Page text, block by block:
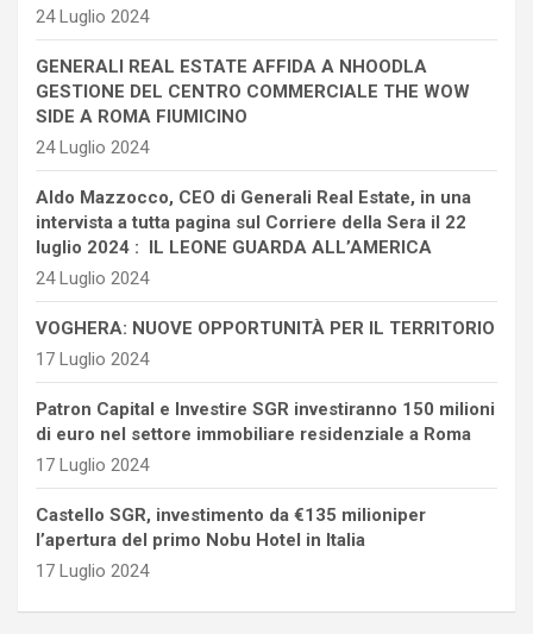
24 Luglio 2024
GENERALI REAL ESTATE AFFIDA A NHOODLA
GESTIONE DEL CENTRO COMMERCIALE THE WOW
SIDE A ROMA FIUMICINO
24 Luglio 2024
Aldo Mazzocco, CEO di Generali Real Estate, in una
intervista a tutta pagina sul Corriere della Sera il 22
luglio 2024 : IL LEONE GUARDA ALL’AMERICA
24 Luglio 2024
VOGHERA: NUOVE OPPORTUNITÀ PER IL TERRITORIO
17 Luglio 2024
Patron Capital e Investire SGR investiranno 150 milioni
di euro nel settore immobiliare residenziale a Roma
17 Luglio 2024
Castello SGR, investimento da €135 milioniper
l’apertura del primo Nobu Hotel in Italia
17 Luglio 2024